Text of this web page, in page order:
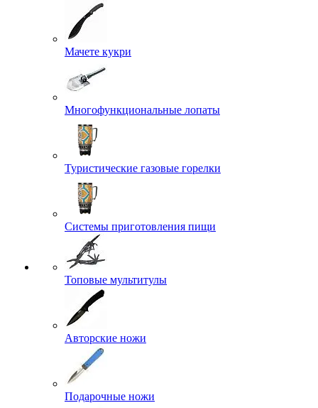
Мачете кукри
Многофункциональные лопаты
Туристические газовые горелки
Системы приготовления пищи
Топовые мультитулы
Авторские ножи
Подарочные ножи